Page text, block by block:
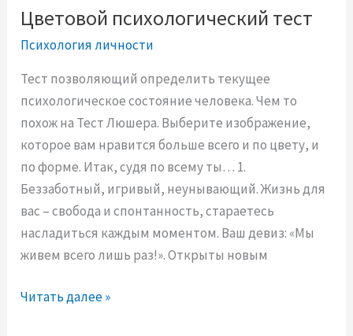
ы
б
р
а
к
?
Цветовой психологический тест
Психология личности
Тест позволяющий определить текущее
психологическое состояние человека. Чем то
похож на Тест Люшера. Выберите изображение,
которое вам нравится больше всего и по цвету, и
по форме. Итак, судя по всему ты… 1.
Беззаботный, игривый, неунывающий. Жизнь для
вас – свобода и спонтанность, стараетесь
насладиться каждым моментом. Ваш девиз: «Мы
живем всего лишь раз!». Открыты новым
Ц
Читать далее »